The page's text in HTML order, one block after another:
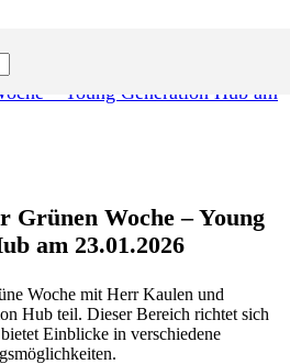
– Young Generation Hub am
Grünen Woche – Young
am 23.01.2026
Woche mit Herr Kaulen und
Hub teil. Dieser Bereich richtet sich
bietet Einblicke in verschiedene